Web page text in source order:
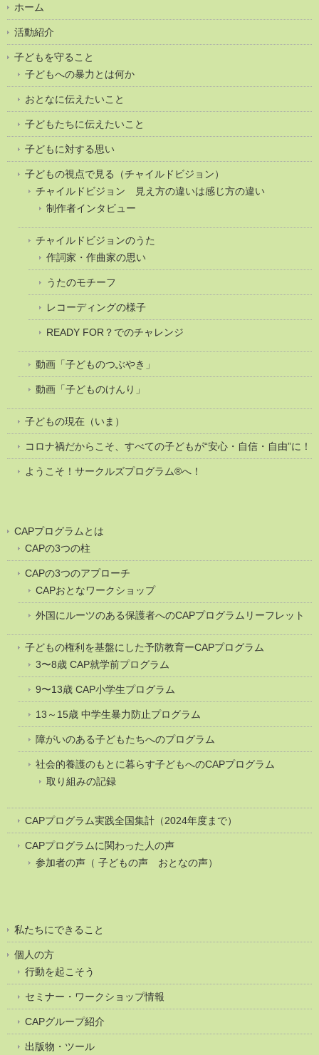
ホーム
活動紹介
子どもを守ること
子どもへの暴力とは何か
おとなに伝えたいこと
子どもたちに伝えたいこと
子どもに対する思い
子どもの視点で見る（チャイルドビジョン）
チャイルドビジョン 見え方の違いは感じ方の違い
制作者インタビュー
チャイルドビジョンのうた
作詞家・作曲家の思い
うたのモチーフ
レコーディングの様子
READY FOR？でのチャレンジ
動画「子どものつぶやき」
動画「子どものけんり」
子どもの現在（いま）
コロナ禍だからこそ、すべての子どもが“安心・自信・自由”に！
ようこそ！サークルズプログラム®へ！
CAPプログラムとは
CAPの3つの柱
CAPの3つのアプローチ
CAPおとなワークショップ
外国にルーツのある保護者へのCAPプログラムリーフレット
子どもの権利を基盤にした予防教育ーCAPプログラム
3〜8歳 CAP就学前プログラム
9〜13歳 CAP小学生プログラム
13～15歳 中学生暴力防止プログラム
障がいのある子どもたちへのプログラム
社会的養護のもとに暮らす子どもへのCAPプログラム
取り組みの記録
CAPプログラム実践全国集計（2024年度まで）
CAPプログラムに関わった人の声
参加者の声（ 子どもの声 おとなの声）
私たちにできること
個人の方
行動を起こそう
セミナー・ワークショップ情報
CAPグループ紹介
出版物・ツール